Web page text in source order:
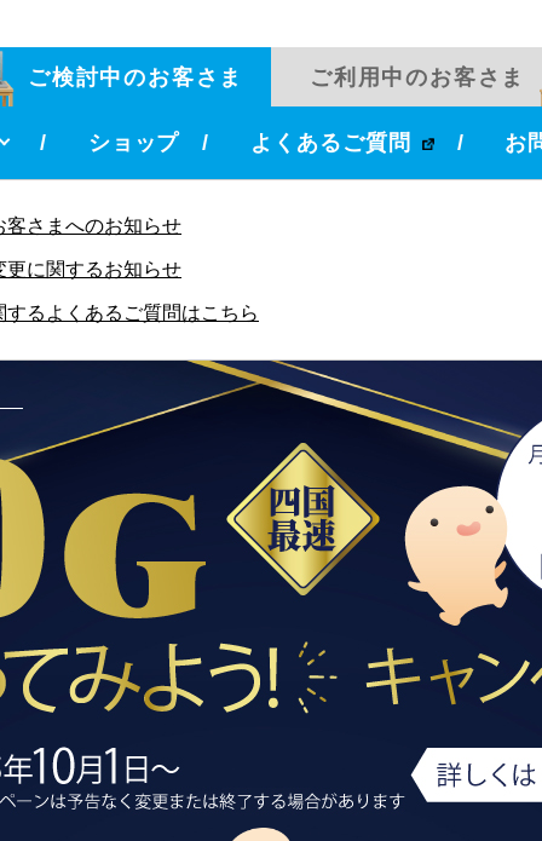
ご検討中のお客さま
ショップ よくあるご質問 お
ご利用中のお客さま
客さまへのお知らせ
更に関するお知らせ
るよくあるご質問はこちら